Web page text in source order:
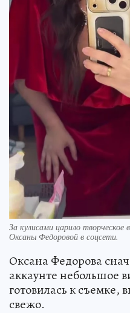
За кулисами царило
Оксаны Федоровой в соцсети.
Оксана Федорова
аккаунте небольшое
готовилась к съемке,
свежо.